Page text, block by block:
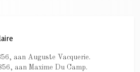
aan Auguste Vacquerie.
aan Maxime Du Camp.